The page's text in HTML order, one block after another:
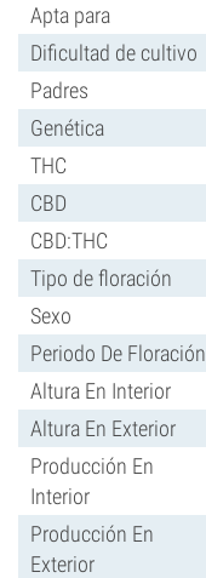
Apta para
Dificultad de cultivo
Padres
Genética
THC
CBD
CBD:THC
Tipo de floración
Sexo
Periodo De Floración
Altura En Interior
Altura En Exterior
Producción En
Interior
Producción En
Exterior